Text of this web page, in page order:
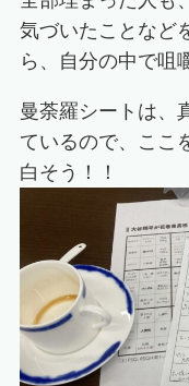
気づいたことなど
ら、自分の中で咀
曼荼羅シートは、
ているので、ここ
白そう！！